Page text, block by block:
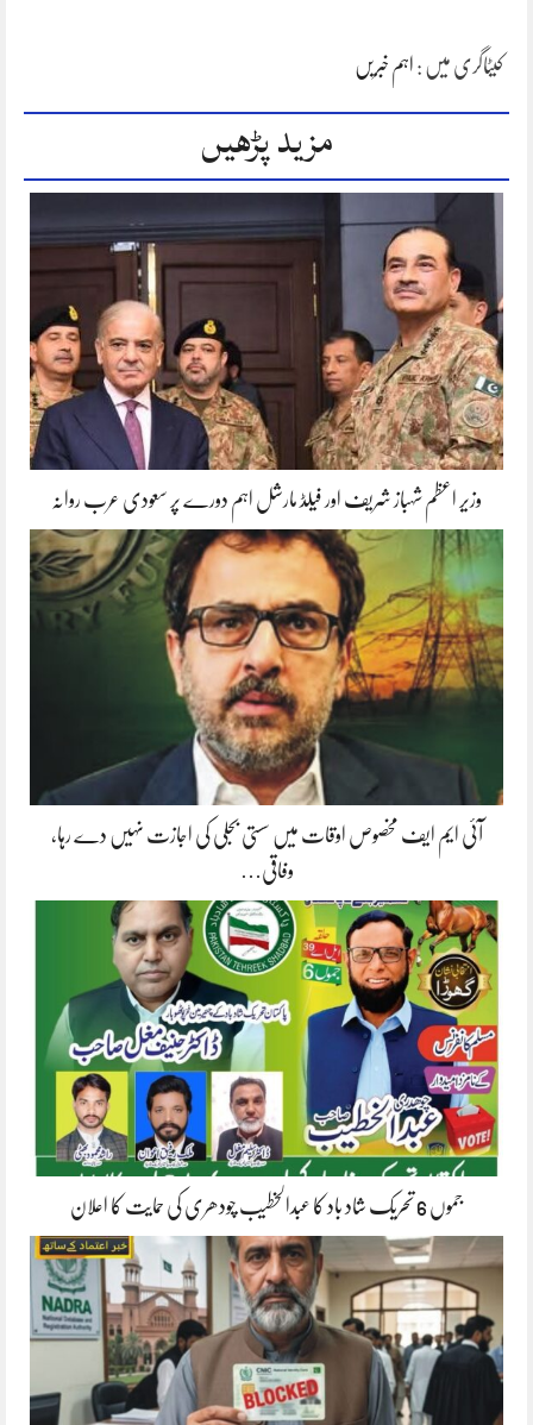
کیٹاگری میں : اہم خبریں
مزید پڑھیں
وزیر اعظم شہباز شریف اور فیلڈ مارشل اہم دورے پر سعودی عرب روانہ
آئی ایم ایف مخصوص اوقات میں سستی بجلی کی اجازت نہیں دے رہا،
وفاقی…
جموں 6 تحریک شاد باد کا عبدالخطیب چودھری کی حمایت کا اعلان